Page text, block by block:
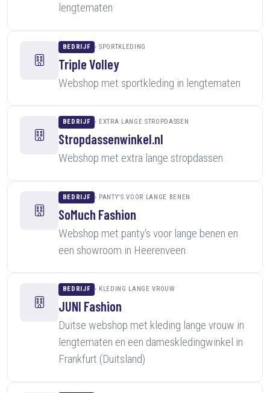
lengtematen
BEDRIJF SPORTKLEDING
Triple Volley
Webshop met sportkleding in lengtematen
BEDRIJF EXTRA LANGE STROPDASSEN
Stropdassenwinkel.nl
Webshop met extra lange stropdassen
BEDRIJF PANTY'S VOOR LANGE BENEN
SoMuch Fashion
Webshop met panty's voor lange benen en
een showroom in Heerenveen
BEDRIJF KLEDING LANGE VROUW
JUNI Fashion
Duitse webshop met kleding lange vrouw in
lengtematen en een dameskledingwinkel in
Frankfurt (Duitsland)